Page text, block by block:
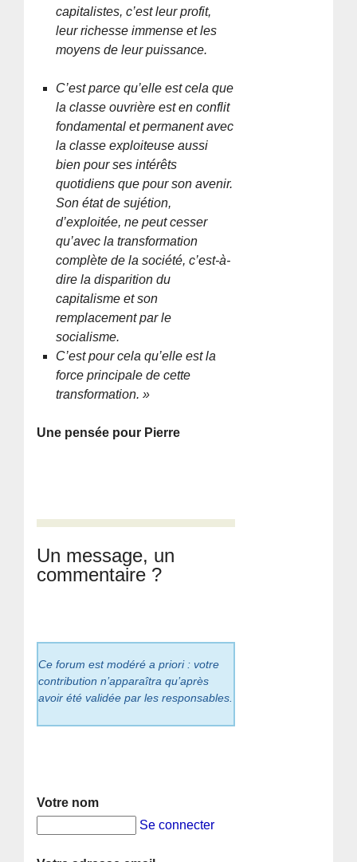
capitalistes, c’est leur profit,
leur richesse immense et les
moyens de leur puissance.
C’est parce qu’elle est cela que
la classe ouvrière est en conflit
fondamental et permanent avec
la classe exploiteuse aussi
bien pour ses intérêts
quotidiens que pour son avenir.
Son état de sujétion,
d’exploitée, ne peut cesser
qu’avec la transformation
complète de la société, c’est-à-
dire la disparition du
capitalisme et son
remplacement par le
socialisme.
C’est pour cela qu’elle est la
force principale de cette
transformation. »
Une pensée pour Pierre
Un message, un
commentaire ?
Ce forum est modéré a priori : votre
contribution n’apparaîtra qu’après
avoir été validée par les responsables.
Votre nom
Se connecter